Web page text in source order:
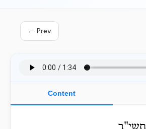
← Prev
Content